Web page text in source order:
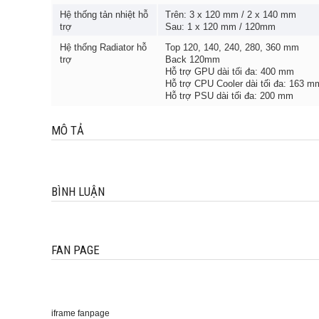
Hệ thống tản nhiệt hỗ
trợ
Trên: 3 x 120 mm / 2 x 140 mm
Sau: 1 x 120 mm / 120mm
Hệ thống Radiator hỗ
trợ
Top 120, 140, 240, 280, 360 mm
Back 120mm
Hỗ trợ GPU dài tối đa: 400 mm
Hỗ trợ CPU Cooler dài tối đa: 163
Hỗ trợ PSU dài tối đa: 200 mm
MÔ TẢ
BÌNH LUẬN
FAN PAGE
iframe fanpage